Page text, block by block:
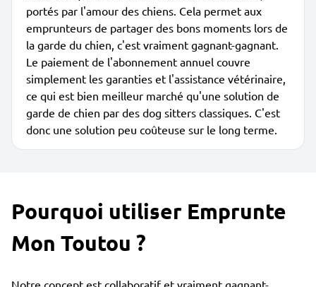
portés par l'amour des chiens. Cela permet aux
emprunteurs de partager des bons moments lors de
la garde du chien, c'est vraiment gagnant-gagnant.
Le paiement de l'abonnement annuel couvre
simplement les garanties et l'assistance vétérinaire,
ce qui est bien meilleur marché qu'une solution de
garde de chien par des dog sitters classiques. C'est
donc une solution peu coûteuse sur le long terme.
Pourquoi utiliser Emprunte
Mon Toutou ?
Notre concept est collaboratif et vraiment gagnant-